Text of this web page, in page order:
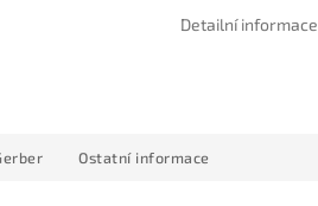
Detailní informace
Ostatní informace